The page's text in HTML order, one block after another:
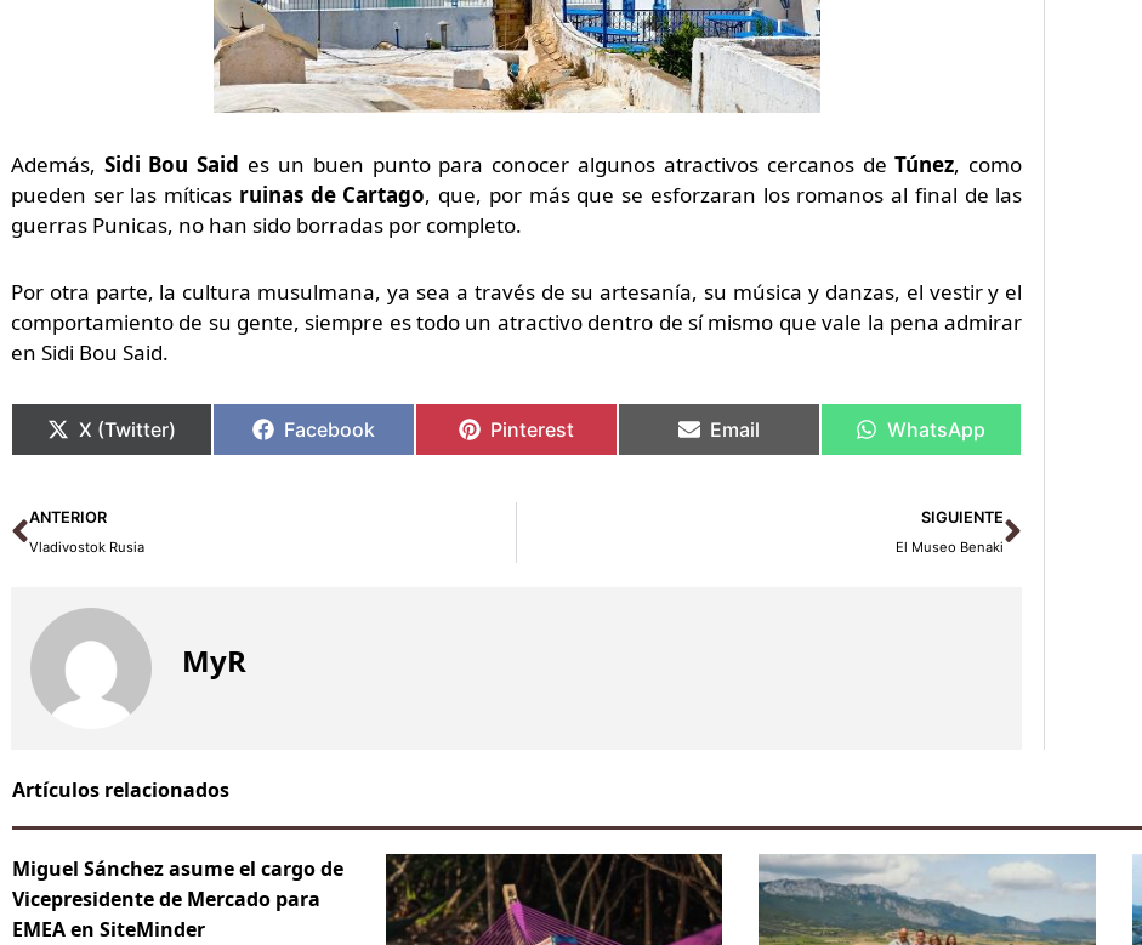
Además, Sidi Bou Said es un buen punto para conocer algunos atractivos cercanos deTúnez, como
pueden ser las míticas ruinas de Cartago, que, por más que se esforzaran los romanos al final de las
guerras Punicas, no han sido borradas por completo.
Por otra parte, la cultura musulmana, ya sea a través de su artesanía, su música y danzas, el vestir y el
comportamiento de su gente, siempre es todo un atractivo dentro de sí mismo que vale la pena admirar
en Sidi Bou Said.
X (Twitter) Facebook Pinterest Email WhatsApp
Ant
ANTERIOR
Vladivostok Rusia
SIGUIENTE
El Museo Benaki
Siguiente
MyR
Artículos relacionados
Miguel Sánchez asume el cargo de
Vicepresidente de Mercado para
EMEA en SiteMinder